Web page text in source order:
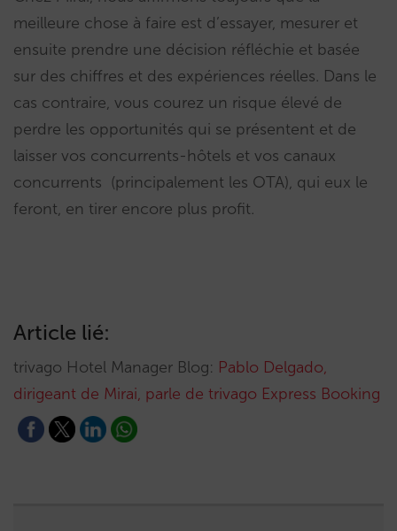
meilleure chose à faire est d’essayer, mesurer et
ensuite prendre une décision réfléchie et basée
sur des chiffres et des expériences réelles. Dans le
cas contraire, vous courez un risque élevé de
perdre les opportunités qui se présentent et de
laisser vos concurrents-hôtels et vos canaux
concurrents (principalement les OTA), qui eux le
feront, en tirer encore plus profit.
Article lié:
trivago Hotel Manager Blog: Pablo Delgado,
dirigeant de Mirai, parle de trivago Express Booking